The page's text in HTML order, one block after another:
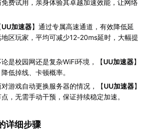
免费试用，亲身体验其卓越加速效能，让网络
UU加速器】通过专属高速通道，有效降低延
区玩家，平均可减少12-20ms延时，大幅提
论是校园网还是复杂WiFi环境，【UU加速器】
低掉线、卡顿概率。
对游戏自动更换服务器的情况，【UU加速器】
，无需手动干预，保证持续稳定加速。
详细步骤